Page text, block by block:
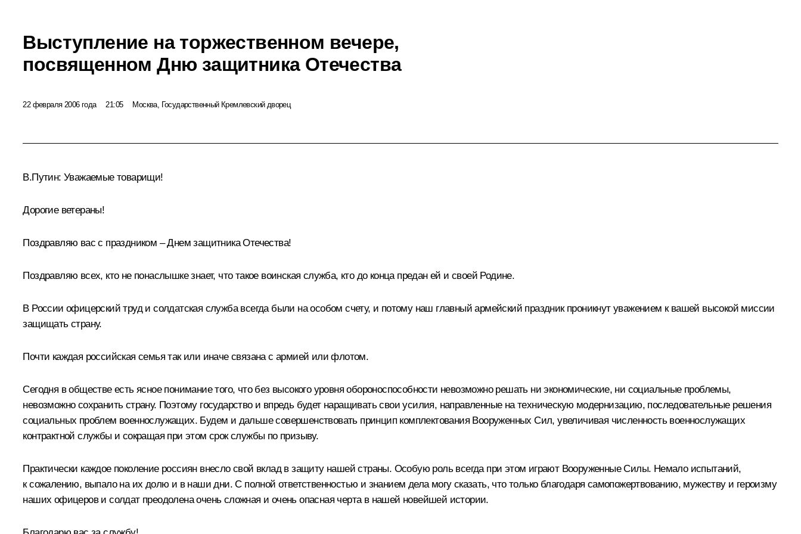
Выступление на торжественном вечере,
посвященном Дню защитника Отечества
22 февраля 2006 года 21:05 Москва, Государственный Кремлевский дворец
В.Путин: Уважаемые товарищи!
Дорогие ветераны!
Поздравляю вас с праздником – Днем защитника Отечества!
Поздравляю всех, кто не понаслышке знает, что такое воинская служба, кто до конца предан ей и своей Родине.
В России офицерский труд и солдатская служба всегда были на особом счету, и потому наш главный армейский праздник проникнут уважением к вашей высокой миссии
защищать страну.
Почти каждая российская семья так или иначе связана с армией или флотом.
Сегодня в обществе есть ясное понимание того, что без высокого уровня обороноспособности невозможно решать ни экономические, ни социальные проблемы,
невозможно сохранить страну. Поэтому государство и впредь будет наращивать свои усилия, направленные на техническую модернизацию, последовательные решения
социальных проблем военнослужащих. Будем и дальше совершенствовать принцип комплектования Вооруженных Сил, увеличивая численность военнослужащих
контрактной службы и сокращая при этом срок службы по призыву.
Практически каждое поколение россиян внесло свой вклад в защиту нашей страны. Особую роль всегда при этом играют Вооруженные Силы. Немало испытаний,
к сожалению, выпало на их долю и в наши дни. С полной ответственностью и знанием дела могу сказать, что только благодаря самопожертвованию, мужеству и героизму
наших офицеров и солдат преодолена очень сложная и очень опасная черта в нашей новейшей истории.